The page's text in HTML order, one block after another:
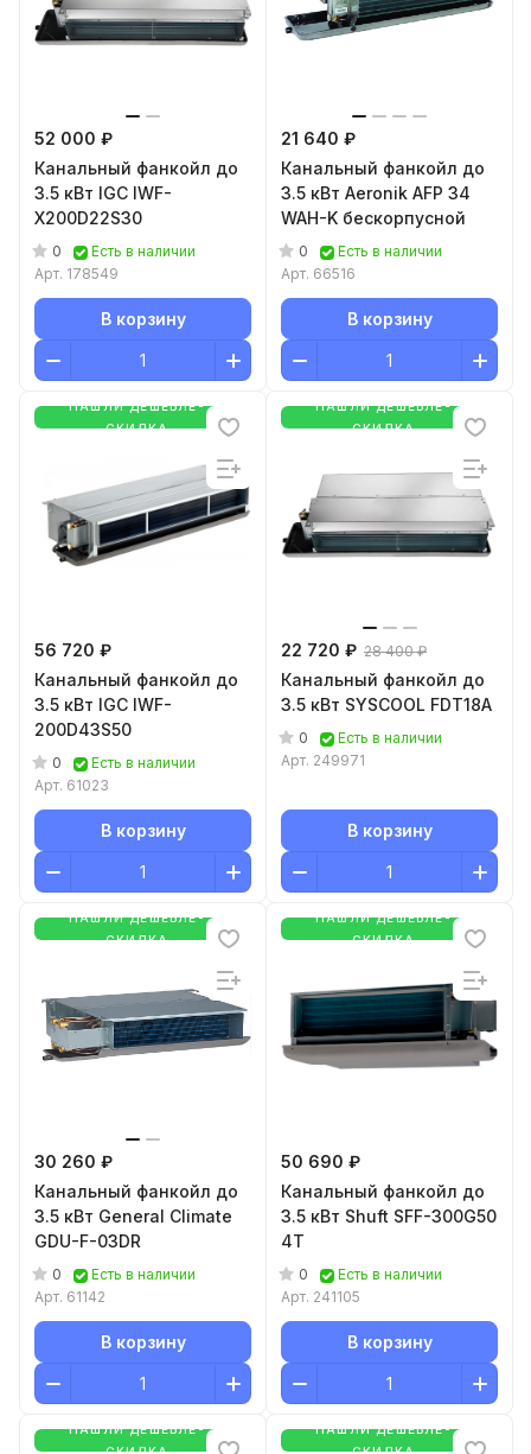
52 000 ₽
Канальный фанкойл до
3.5 кВт IGC IWF-
X200D22S30
0
Есть в наличии
Арт. 178549
В корзину
21 640 ₽
Канальный фанкойл до
3.5 кВт Aeronik AFP 34
WAH-K бескорпусной
0
Есть в наличии
Арт. 66516
В корзину
НАШЛИ ДЕШЕВЛЕ-
СКИДКА
56 720 ₽
Канальный фанкойл до
3.5 кВт IGC IWF-
200D43S50
0
Есть в наличии
Арт. 61023
В корзину
НАШЛИ ДЕШЕВЛЕ-
СКИДКА
22 720 ₽ 28 400 ₽
Канальный фанкойл до
3.5 кВт SYSCOOL FDT18A
0
Есть в наличии
Арт. 249971
В корзину
НАШЛИ ДЕШЕВЛЕ-
СКИДКА
30 260 ₽
Канальный фанкойл до
3.5 кВт General Climate
GDU-F-03DR
0
Есть в наличии
Арт. 61142
В корзину
НАШЛИ ДЕШЕВЛЕ-
СКИДКА
50 690 ₽
Канальный фанкойл до
3.5 кВт Shuft SFF-300G50
4T
0
Есть в наличии
Арт. 241105
В корзину
НАШЛИ ДЕШЕВЛЕ-
СКИДКА
НАШЛИ ДЕШЕВЛЕ-
СКИДКА